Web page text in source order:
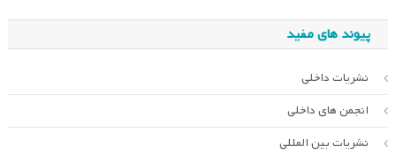
پیوند های مفید
نشریات داخلی
انجمن های داخلی
نشریات بین المللی